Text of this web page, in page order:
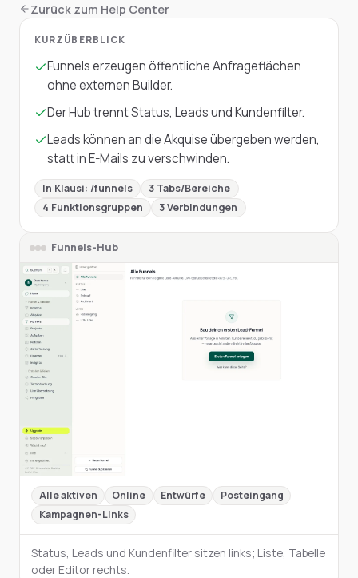
Zurück zum Help Center
KURZÜBERBLICK
Funnels erzeugen öffentliche Anfrageflächen
ohne externen Builder.
Der Hub trennt Status, Leads und Kundenfilter.
Leads können an die Akquise übergeben werden,
statt in E-Mails zu verschwinden.
In Klausi: /funnels 3 Tabs/Bereiche
4 Funktionsgruppen 3Verbindungen
Funnels-Hub
Alle aktiven Online Entwürfe
Posteingang
Kampagnen-Links
Status, Leads und Kundenfilter sitzen links; Liste, Tabelle
oder Editor rechts.